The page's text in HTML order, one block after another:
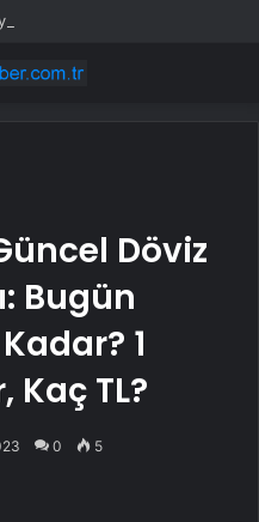
İlk taşı Nuri Aslan koydu
Döviz
Bugün
1
Kaç TL?
0 5